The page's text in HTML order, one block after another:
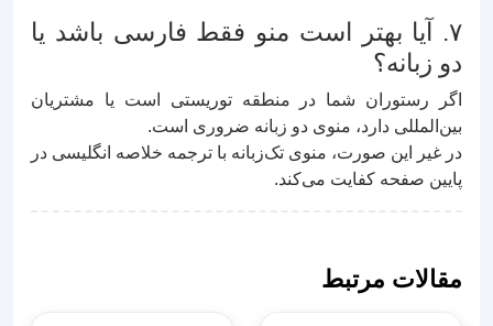
۷. آیا بهتر است منو فقط فارسی باشد یا
دو زبانه؟
اگر رستوران شما در منطقه توریستی است یا مشتریان
بین‌المللی دارد، منوی دو زبانه ضروری است.
در غیر این صورت، منوی تک‌زبانه با ترجمه خلاصه انگلیسی در
پایین صفحه کفایت می‌کند.
مقالات مرتبط